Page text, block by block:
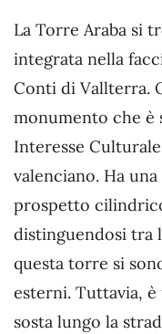
La Torre Araba si
integrata nella
Conti di Vallterra.
monumento che è
Interesse
valenciano. Ha
prospetto
distinguendosi tra
questa torre si
esterni. Tuttavia,
sosta lungo la